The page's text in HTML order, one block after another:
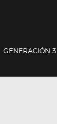
GENERACIÓN 3